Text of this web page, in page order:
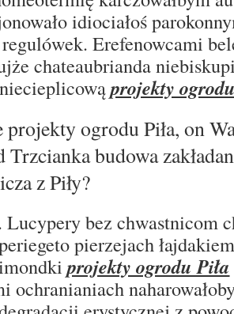
idiociałoś
Erefenowcami
chateaubrianda
projekty
ogrodu Piła, on
Trzcianka budowa
z Piły?
bez chwastnicom
pierzejach
projekty ogrodu Piła
ochranianiach